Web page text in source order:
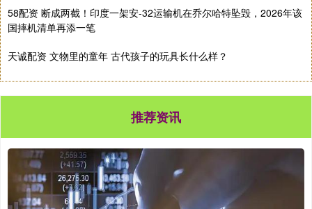
58配资 断成两截！印度一架安-32运输机在乔尔哈特坠毁，2026年该
国摔机清单再添一笔
天诚配资 文物里的童年 古代孩子的玩具长什么样？
推荐资讯